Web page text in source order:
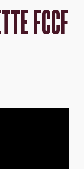
FCCF